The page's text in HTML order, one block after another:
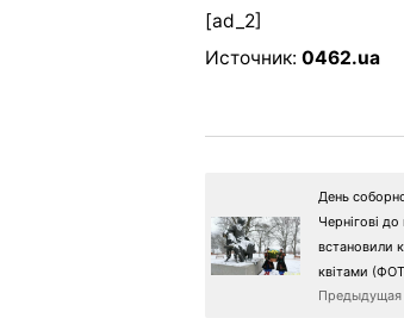
[ad_2]
Источник: 0462.ua
День
Чернігові до
встановили
квітами
Предыдущая